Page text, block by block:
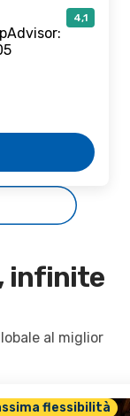
4,1
infinite
al miglior
flessibilità